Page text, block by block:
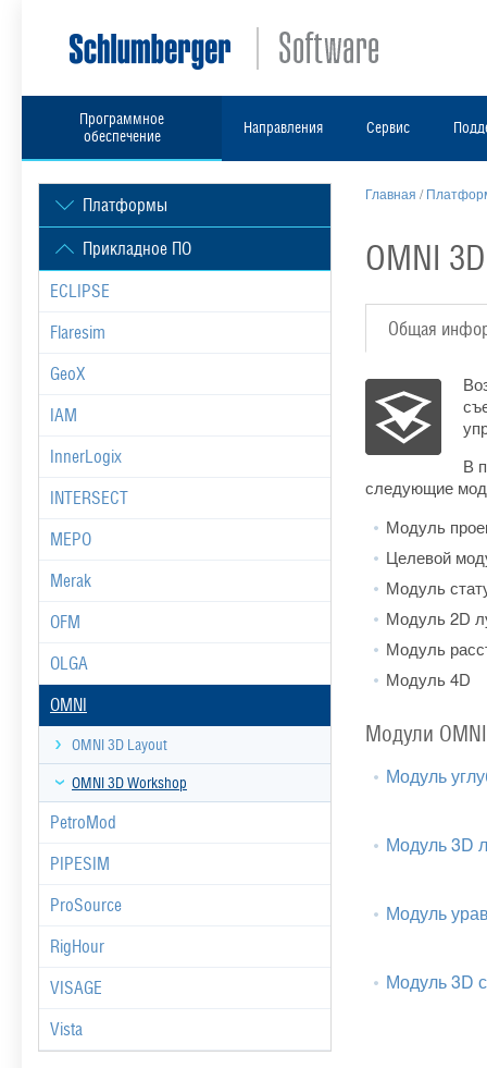
Программное
обеспечение
Направления Сервис
Платформы
Прикладное ПО
ECLIPSE
Flaresim
GeoX
IAM
InnerLogix
INTERSECT
MEPO
Merak
OFM
OLGA
OMNI
OMNI 3D Layout
OMNI 3D Workshop
PetroMod
PIPESIM
ProSource
RigHour
VISAGE
Vista
Главная /
OMNI
Общая
В
следующие
Модуль
Целевой
Модуль
Модуль 2D
Модуль
Модуль 4D
Модули
Модуль
Модуль 3D
Модуль
Модуль 3D